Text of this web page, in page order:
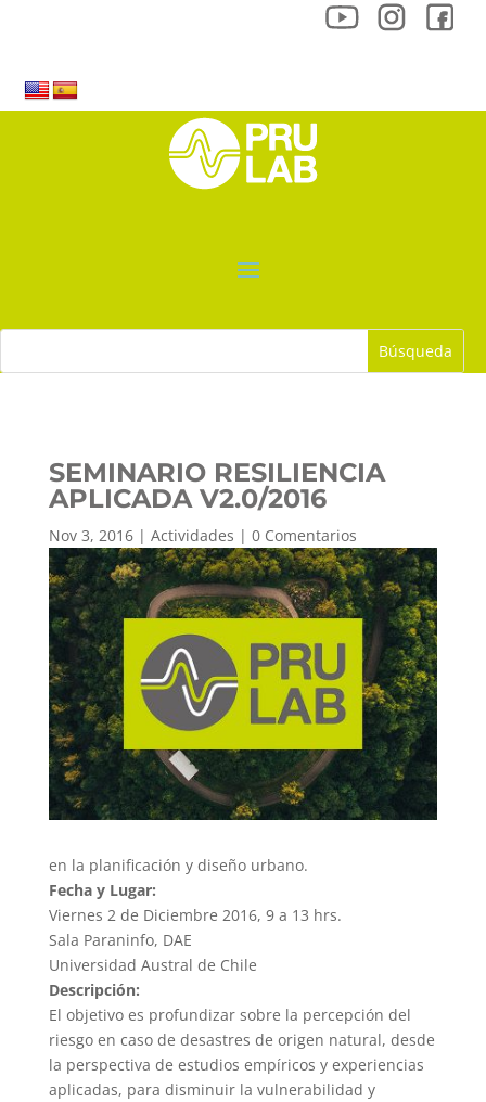
SEMINARIO RESILIENCIA
APLICADA V2.0/2016
Nov 3, 2016| Actividades | 0 Comentarios
en la planificación y diseño urbano.
Fecha y Lugar:
Viernes 2 de Diciembre 2016, 9 a 13 hrs.
Sala Paraninfo, DAE
Universidad Austral de Chile
Descripción:
El objetivo es profundizar sobre la percepción del
riesgo en caso de desastres de origen natural, desde
la perspectiva de estudios empíricos y experiencias
aplicadas, para disminuir la vulnerabilidad y